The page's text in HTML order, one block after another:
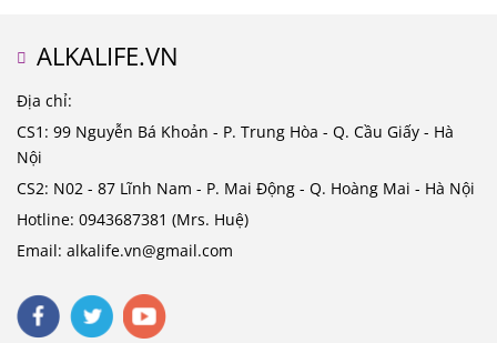
ALKALIFE.VN
Địa chỉ:
CS1: 99 Nguyễn Bá Khoản - P. Trung Hòa - Q. Cầu Giấy - Hà
Nội
CS2: N02 - 87 Lĩnh Nam - P. Mai Động - Q. Hoàng Mai - Hà Nội
Hotline: 0943687381 (Mrs. Huệ)
Email: alkalife.vn@gmail.com